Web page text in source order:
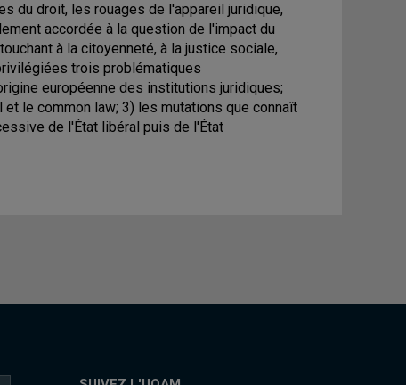
du droit, les rouages de l'appareil juridique,
accordée à la question de l'impact du
à la citoyenneté, à la justice sociale,
trois problématiques
européenne des institutions juridiques;
le common law; 3) les mutations que connaît
de l'État libéral puis de l'État